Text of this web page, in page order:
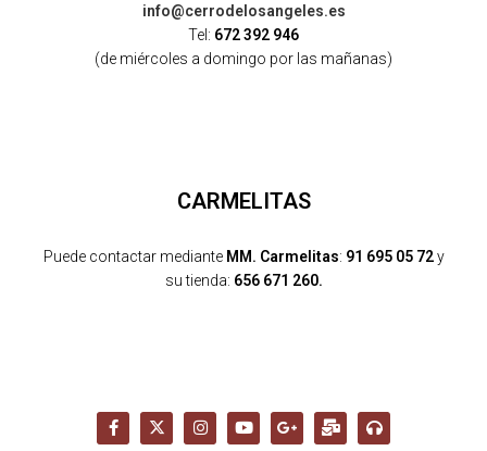
info@cerrodelosangeles.es
Tel: 672 392 946
(de miércoles a domingo por las mañanas)
CARMELITAS
Puede contactar medianteMM. Carmelitas: 91 695 05 72y
su tienda: 656 671 260.